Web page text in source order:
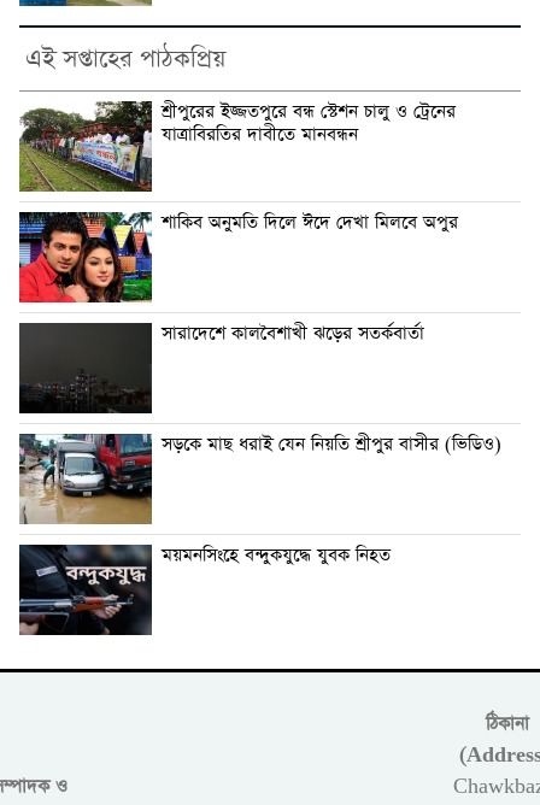
এই সপ্তাহের পাঠকপ্রিয়
শ্রীপুরের ইজ্জতপুরে বন্ধ স্টেশন চালু ও ট্রেনের
যাত্রাবিরতির দাবীতে মানবন্ধন
শাকিব অনুমতি দিলে ঈদে দেখা মিলবে অপুর
সারাদেশে কালবৈশাখী ঝড়ের সতর্কবার্তা
সড়কে মাছ ধরাই যেন নিয়তি শ্রীপুর বাসীর (ভিডিও)
ময়মনসিংহে বন্দুকযুদ্ধে যুবক নিহত
ও
ঠিকানা